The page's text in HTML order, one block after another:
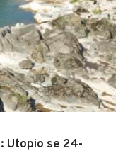
Utopio se 24-